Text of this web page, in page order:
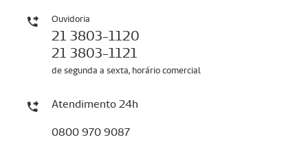
Ouvidoria
21 3803-1120
21 3803-1121
de segunda a sexta, horário comercial
Atendimento 24h
0800 970 9087